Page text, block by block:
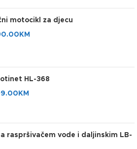
motocikl za djecu
KM
HL-368
KM
raspršivačem vode i daljinskim LB-